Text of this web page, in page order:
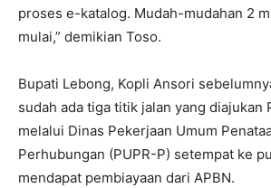
proses e-katalog. Mudah-mudahan 2
mulai,” demikian Toso.
Bupati Lebong, Kopli Ansori
sudah ada tiga titik jalan yang diajukan
melalui Dinas Pekerjaan Umum
Perhubungan (PUPR-P) setempat ke
mendapat pembiayaan dari APBN.